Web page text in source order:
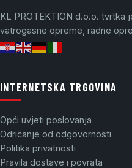
KL PROTEKTION d.o.o. tvrtka
vatrogasne opreme, radne
INTERNETSKA TRGOVINA
Opći uvjeti poslovanja
Odricanje od odgovornosti
Politika privatnosti
Pravila dostave i povrata